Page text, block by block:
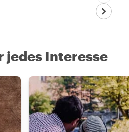
jedes Interesse